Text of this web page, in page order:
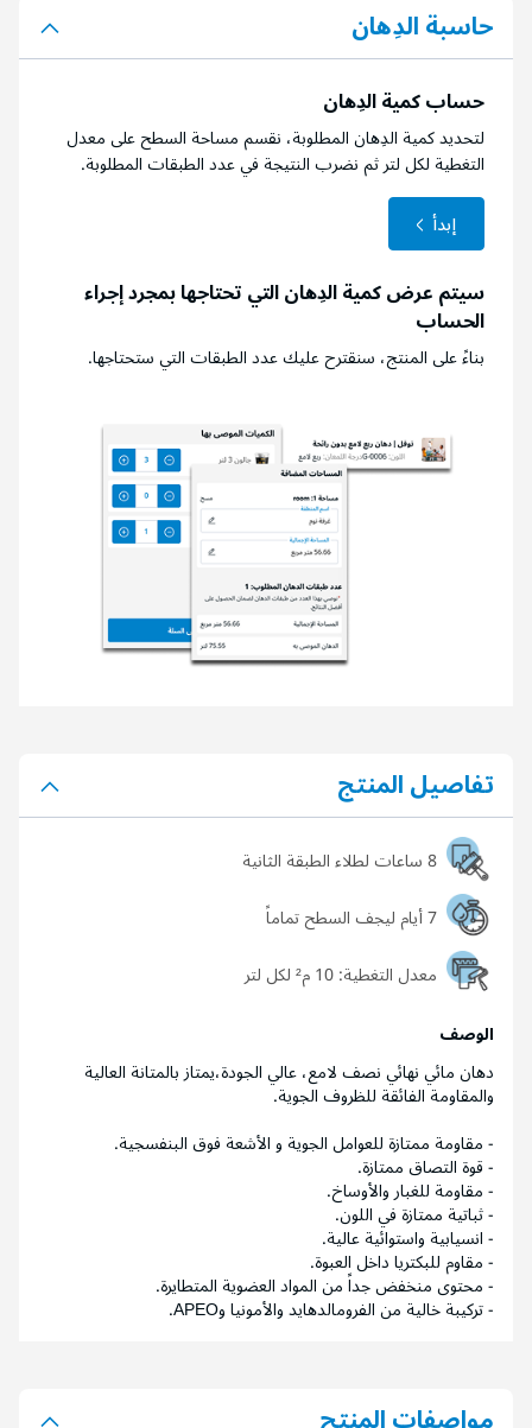
حاسبة الدِهان
حساب كمية الدِهان
لتحديد كمية الدِهان المطلوبة، نقسم مساحة السطح على معدل
التغطية لكل لتر ثم نضرب النتيجة في عدد الطبقات المطلوبة.
إبدأ
سيتم عرض كمية الدِهان التي تحتاجها بمجرد إجراء
الحساب
بناءً على المنتج، سنقترح عليك عدد الطبقات التي ستحتاجها.
تفاصيل المنتج
8 ساعات لطلاء الطبقة الثانية
7 أيام ليجف السطح تماماً
معدل التغطية:
الوصف
دهان مائي نهائي نصف لامع، عالي الجودة،يمتاز بالمتانة العالية
والمقاومة الفائقة للظروف الجوية.
- مقاومة ممتازة للعوامل الجوية و الأشعة فوق البنفسجية.
- قوة التصاق ممتازة.
- مقاومة للغبار والأوساخ.
- ثباتية ممتازة في اللون.
- انسيابية واستوائية عالية.
- مقاوم للبكتريا داخل العبوة.
- محتوى منخفض جداً من المواد العضوية المتطايرة.
- تركيبة خالية من الفرومالدهايد والأمونيا وAPEO.